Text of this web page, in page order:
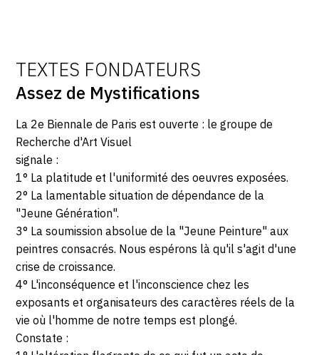
TEXTES FONDATEURS
Assez de Mystifications
La 2e Biennale de Paris est ouverte : le groupe de
Recherche d'Art Visuel
signale :
1° La platitude et l'uniformité des oeuvres exposées.
2° La lamentable situation de dépendance de la
"Jeune Génération".
3° La soumission absolue de la "Jeune Peinture" aux
peintres consacrés. Nous espérons là qu'il s'agit d'une
crise de croissance.
4° L'inconséquence et l'inconscience chez les
exposants et organisateurs des caractères réels de la
vie où l'homme de notre temps est plongé.
Constate :